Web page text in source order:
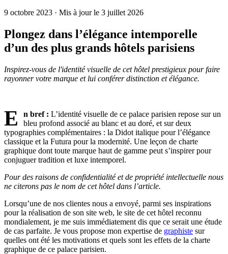
9 octobre 2023 · Mis à jour le 3 juillet 2026
Plongez dans l’élégance intemporelle
d’un des plus grands hôtels parisiens
Inspirez-vous de l'identité visuelle de cet hôtel prestigieux pour faire
rayonner votre marque et lui conférer distinction et élégance.
E n bref : L’identité visuelle de ce palace parisien repose sur un
bleu profond associé au blanc et au doré, et sur deux
typographies complémentaires : la Didot italique pour l’élégance
classique et la Futura pour la modernité. Une leçon de charte
graphique dont toute marque haut de gamme peut s’inspirer pour
conjuguer tradition et luxe intemporel.
Pour des raisons de confidentialité et de propriété intellectuelle nous
ne citerons pas le nom de cet hôtel dans l’article.
Lorsqu’une de nos clientes nous a envoyé, parmi ses inspirations
pour la réalisation de son site web, le site de cet hôtel reconnu
mondialement, je me suis immédiatement dis que ce serait une étude
de cas parfaite. Je vous propose mon expertise de graphiste sur
quelles ont été les motivations et quels sont les effets de la charte
graphique de ce palace parisien.